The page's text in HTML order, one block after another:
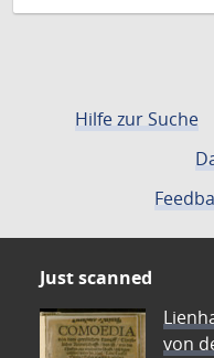
Hilfe zur Suche
Just scanned
von